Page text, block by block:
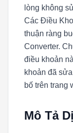
lòng không
Các Điều
thuận ràng
Converter.
điều khoản
khoản đã
bố trên trang
Mô Tả